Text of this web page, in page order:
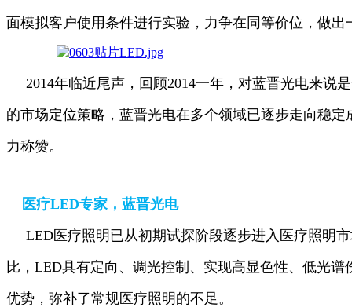
面模拟客户使用条件进行实验，力争在同等价位，做出
2014年临近尾声，回顾2014一年，对蓝晋光电来说
的市场定位策略，蓝晋光电在多个领域已逐步走向稳
力称赞。
医疗LED专家，蓝晋光电
LED医疗照明已从初期试探阶段逐步进入医疗照明
比， LED具有定向、调光控制、实现高显色性、低光
优势， 弥补了常规医疗照明的不足。